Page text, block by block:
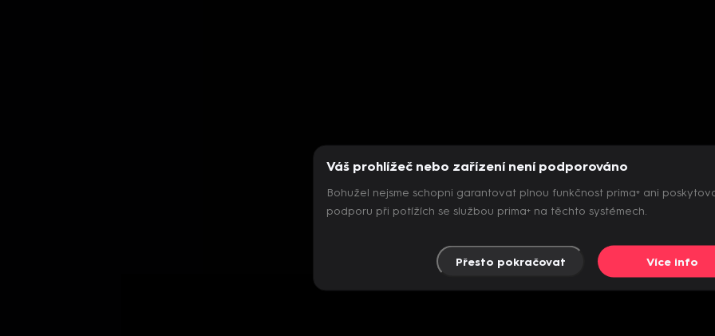
Váš prohlížeč nebo zařízení není podporováno
Bohužel nejsme schopni garantovat plnou funkčnost prima+ ani
podporu při potížích se službou prima+ na těchto systémech.
Přesto pokračovat Více info